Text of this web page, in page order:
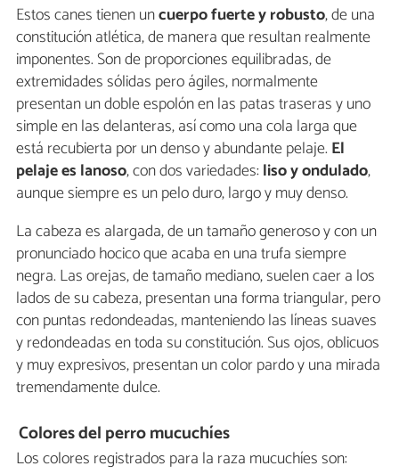
Estos canes tienen uncuerpo fuerte y robusto, de una
constitución atlética, de manera que resultan realmente
imponentes. Son de proporciones equilibradas, de
extremidades sólidas pero ágiles, normalmente
presentan un doble espolón en las patas traseras y uno
simple en las delanteras, así como una cola larga que
está recubierta por un denso y abundante pelaje. El
pelaje es lanoso, con dos variedades:liso y ondulado,
aunque siempre es un pelo duro, largo y muy denso.
La cabeza es alargada, de un tamaño generoso y con un
pronunciado hocico que acaba en una trufa siempre
negra. Las orejas, de tamaño mediano, suelen caer a los
lados de su cabeza, presentan una forma triangular, pero
con puntas redondeadas, manteniendo las líneas suaves
y redondeadas en toda su constitución. Sus ojos, oblicuos
y muy expresivos, presentan un color pardo y una mirada
tremendamente dulce.
Colores del perro mucuchíes
Los colores registrados para la raza mucuchíes son: